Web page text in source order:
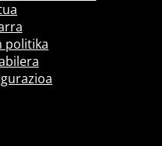
politika